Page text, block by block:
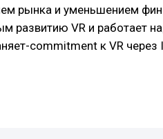
рынка и уменьшением
развитию VR и работает
commitment к VR